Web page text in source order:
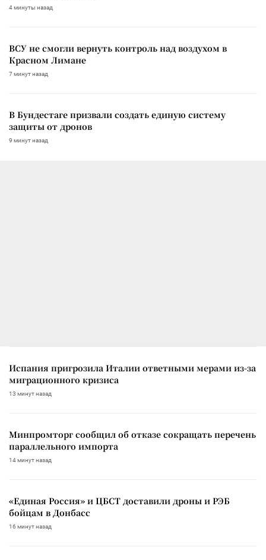
4 минуты назад
ВСУ не смогли вернуть контроль над воздухом в
Красном Лимане
7 минут назад
В Бундестаге призвали создать единую систему
защиты от дронов
9 минут назад
Испания пригрозила Италии ответными мерами из-за
миграционного кризиса
13 минут назад
Минпромторг сообщил об отказе сокращать перечень
параллельного импорта
14 минут назад
«Единая Россия» и ЦБСТ доставили дроны и РЭБ
бойцам в Донбасс
16 минут назад